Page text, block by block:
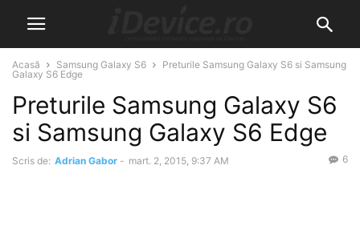
Acasă Samsung Galaxy S6
Preturile Samsung Galaxy S6 si Samsung
Galaxy S6 Edge
Preturile Samsung Galaxy S6
si Samsung Galaxy S6 Edge
Scris de: Adrian Gabor - mart. 2, 2015, 9:37 AM 6